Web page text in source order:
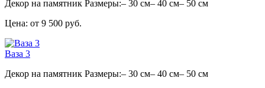
Декор на памятник Размеры:– 30 см– 40 см– 50 см
Цена: от 9 500 руб.
Ваза 3
Декор на памятник Размеры:– 30 см– 40 см– 50 см